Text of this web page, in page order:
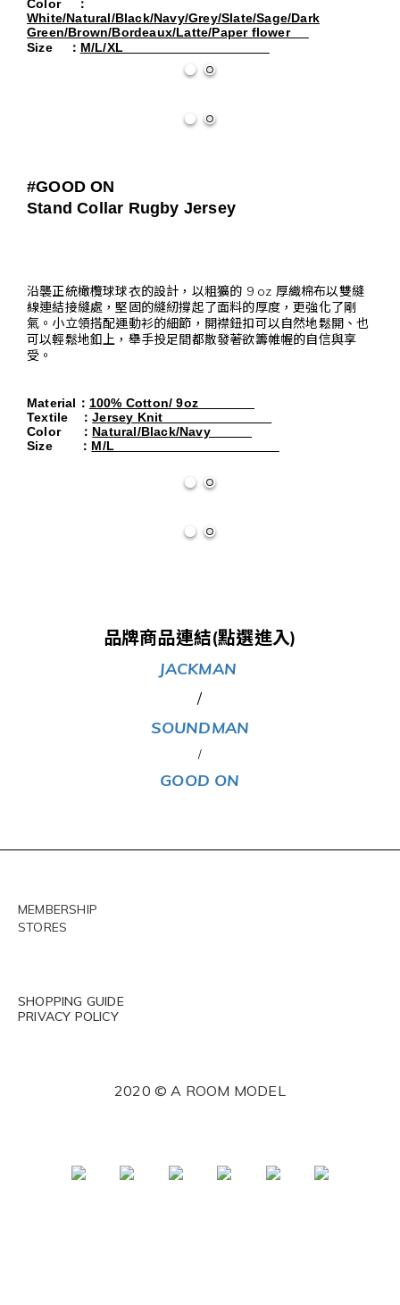
Color
：
White/Natural/Black/Navy/Grey/Slate/Sage/Dark
Green/Brown/Bordeaux/Latte/Paper flower
Size
： M/L/XL
#GOOD ON
Stand Collar Rugby Jersey
沿襲正統橄欖球球衣的設計，以粗獷的 9 oz 厚織棉布以雙縫
線連結接縫處，堅固的縫紉撐起了面料的厚度，更強化了剛
氣。小立領搭配運動衫的細節，開襟鈕扣可以自然地鬆開、也
可以輕鬆地釦上，舉手投足間都散發著欲籌帷幄的自信與享
受。
Material ： 100% Cotton/ 9oz
Textile
：Jersey Knit
Color
： Natural/Black/Navy
Size
： M/L
品牌商品連結(點選進入)
JACKMAN
/
SOUNDMAN
/
GOOD ON
MEMBERSHIP
STORES
SHOPPING GUIDE
PRIVACY POLICY
2020 © A ROOM MODEL